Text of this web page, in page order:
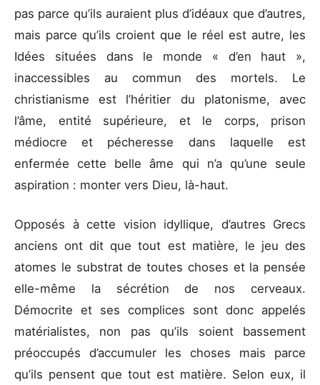
pas parce qu’ils auraient plus d’idéaux que d’autres,
mais parce qu’ils croient que le réel est autre, les
Idées situées dans le monde « d’en haut »,
inaccessibles au commun des mortels. Le
christianisme est l’héritier du platonisme, avec
l’âme, entité supérieure, et le corps, prison
médiocre et pécheresse dans laquelle est
enfermée cette belle âme qui n’a qu’une seule
aspiration : monter vers Dieu, là-haut.
Opposés à cette vision idyllique, d’autres Grecs
anciens ont dit que tout est matière, le jeu des
atomes le substrat de toutes choses et la pensée
elle-même la sécrétion de nos cerveaux.
Démocrite et ses complices sont donc appelés
matérialistes, non pas qu’ils soient bassement
préoccupés d’accumuler les choses mais parce
qu’ils pensent que tout est matière. Selon eux, il